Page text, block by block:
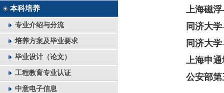
本科培养
专业介绍与分流
培养方案及毕业要求
毕业设计（论文）
工程教育专业认证
中意电子信息
上海磁
同济大学
同济大学
上海申
公安部